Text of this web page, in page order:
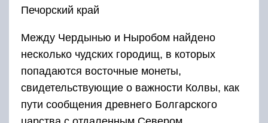
Печорский край
Между Чердынью и Ныробом найдено
несколько чудских городищ, в которых
попадаются восточные монеты,
свидетельствующие о важности Колвы, как
пути сообщения древнего Болгарского